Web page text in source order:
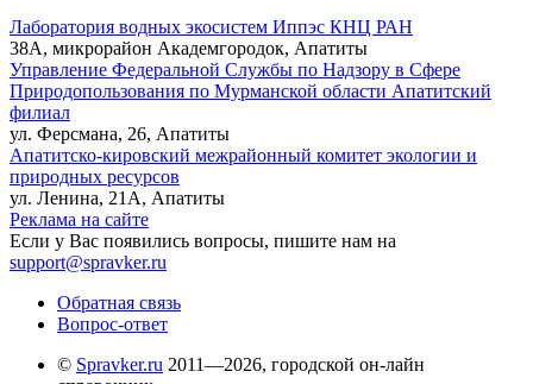
Лаборатория водных экосистем Иппэс КНЦ РАН
38А, микрорайон Академгородок, Апатиты
Управление Федеральной Службы по Надзору в Сфере
Природопользования по Мурманской области Апатитский
филиал
ул. Ферсмана, 26, Апатиты
Апатитско-кировский межрайонный комитет экологии и
природных ресурсов
ул. Ленина, 21А, Апатиты
Реклама на сайте
Если у Вас появились вопросы, пишите нам на
support@spravker.ru
Обратная связь
Вопрос-ответ
© Spravker.ru 2011—2026, городской он-лайн